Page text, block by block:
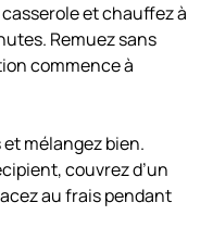
et chauffez à
Remuez sans
commence à
mélangez bien.
couvrez d’un
au frais pendant